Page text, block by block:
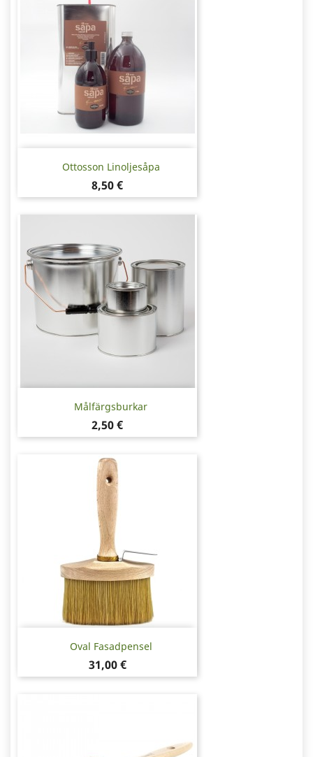
Ottosson Linoljesåpa
Pris
8,50 €
Målfärgsburkar
Pris
2,50 €
Oval Fasadpensel
Pris
31,00 €